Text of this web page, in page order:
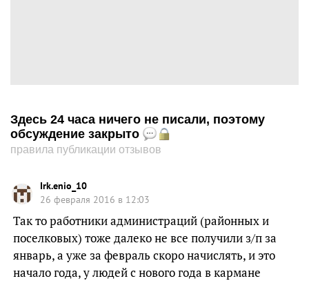
Здесь 24 часа ничего не писали, поэтому
обсуждение закрыто
правила публикации отзывов
Irk.enio_10
26 февраля 2016 в 12:03
Так то работники администраций (районных и
поселковых) тоже далеко не все получили з/п за
январь, а уже за февраль скоро начислять, и это
начало года, у людей с нового года в кармане